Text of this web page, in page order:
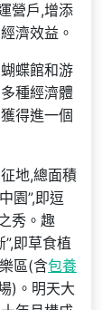
營戶,增添
濟效益。
蝶館和游
種經濟體
得進一個
地,總面積
園”,即逗
秀。趣
即草食植
區(含包養
)。明天大